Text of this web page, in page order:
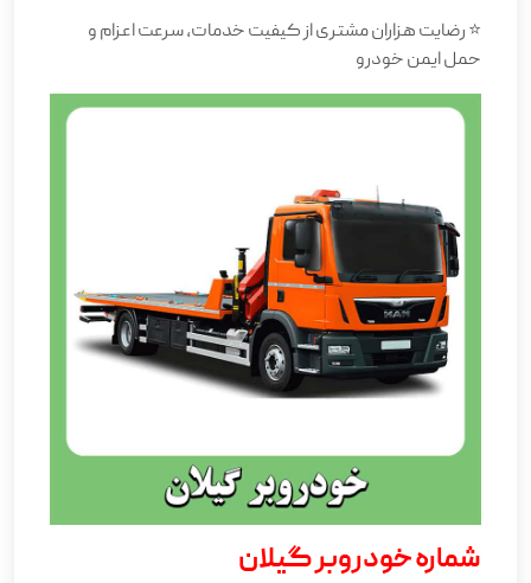
⭐ رضایت هزاران مشتری از کیفیت خدمات، سرعت اعزام و
حمل ایمن خودرو
شماره خودروبر گیلان